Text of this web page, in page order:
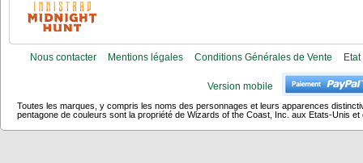
Nous contacter Mentions légales Conditions Générales de Vente
Version mobile
Toutes les marques, y compris les noms des personnages et leurs apparences
pentagone de couleurs sont la propriété de Wizards of the Coast, Inc. aux Etats-Unis